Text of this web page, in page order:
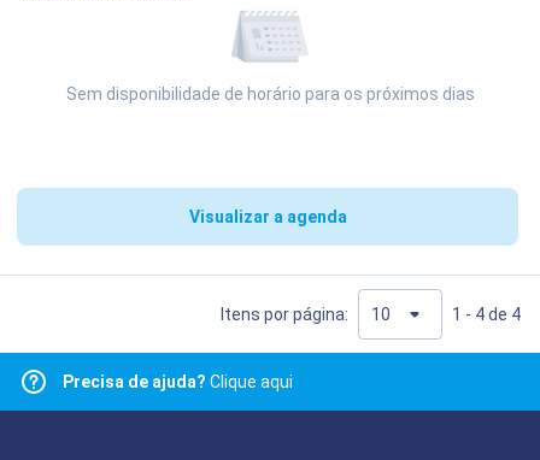
Sem disponibilidade de horário para os próximos dias
Visualizar a agenda
Itens por página: 1 - 4 de 4
Precisa de ajuda? Clique aqui